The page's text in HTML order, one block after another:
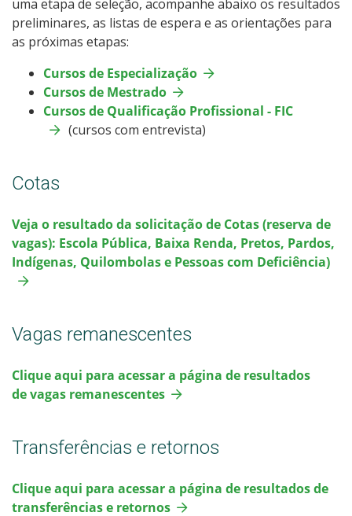
Cotas
Inscrições e acompanhamento
Orientações para Matrícula
Transferências e Retornos
Provas e Gabaritos
Estatísticas dos Processos Seletivos
uma etapa de seleção, acompanhe abaixo os resultados
preliminares, as listas de espera e as orientações para
as próximas etapas:
Cursos de Especialização
Cursos de Mestrado
Cursos de Qualificação Profissional - FIC
(cursos com entrevista)
Cotas
Veja o resultado da solicitação de Cotas (reserva de
vagas): Escola Pública, Baixa Renda, Pretos, Pardos,
Indígenas, Quilombolas e Pessoas com Deficiência)
Vagas remanescentes
Clique aqui para acessar a página de resultados
de vagas remanescentes
Transferências e retornos
Clique aqui para acessar a página de resultados de
transferências e retornos